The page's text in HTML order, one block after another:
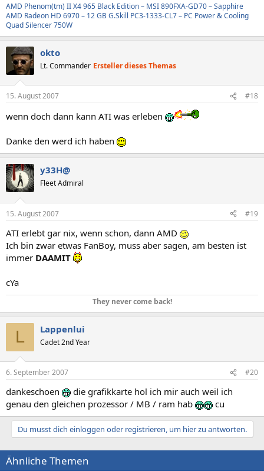
AMD Phenom(tm) II X4 965 Black Edition – MSI 890FXA-GD70 – Sapphire
AMD Radeon HD 6970 – 12 GB G.Skill PC3-1333-CL7 – PC Power & Cooling
Quad Silencer 750W
okto
Lt. Commander Ersteller dieses Themas
15. August 2007 #18
wenn doch dann kann ATI was erleben
Danke den werd ich haben
y33H@
Fleet Admiral
15. August 2007 #19
ATI erlebt gar nix, wenn schon, dann AMD
Ich bin zwar etwas FanBoy, muss aber sagen, am besten ist
immer DAAMIT
cYa
They never come back!
L Lappenlui
Cadet 2nd Year
6. September 2007 #20
dankeschoen
die grafikkarte hol ich mir auch weil ich
genau den gleichen prozessor / MB / ram hab
cu
Du musst dich einloggen oder registrieren, um hier zu antworten.
Ähnliche Themen